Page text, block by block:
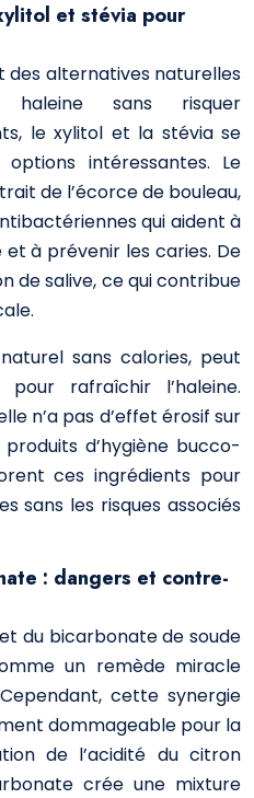
et stévia pour
des alternatives naturelles
sans risquer
le xylitol et la stévia se
intéressantes. Le
de l’écorce de bouleau,
qui aident à
à prévenir les caries. De
de salive, ce qui contribue
sans calories, peut
rafraîchir l’haleine.
n’a pas d’effet érosif sur
d’hygiène bucco-
ces ingrédients pour
sans les risques associés
: dangers et contre-
du bicarbonate de soude
un remède miracle
cette synergie
dommageable pour la
de l’acidité du citron
crée une mixture